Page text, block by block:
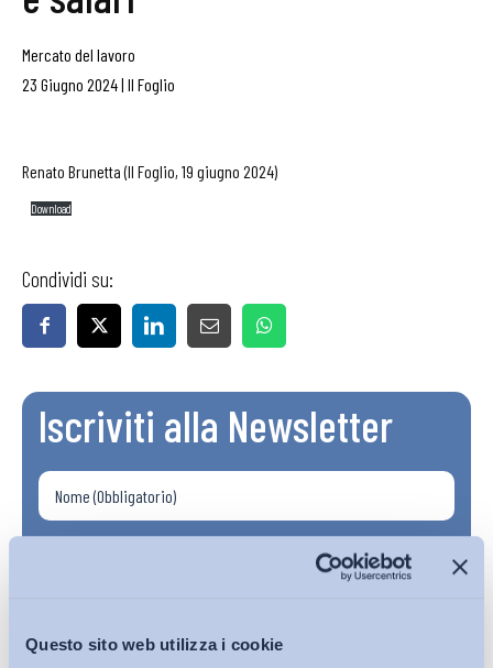
Questo sito web utilizza i cookie
Mercato del lavoro
23 Giugno 2024| Il Foglio
Renato Brunetta (Il Foglio, 19 giugno 2024)
Download
Condividi su:
Iscriviti alla Newsletter